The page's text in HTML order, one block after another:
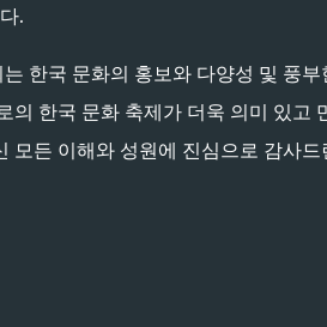
.
한국 문화의 홍보와 다양성 및 풍
의 한국 문화 축제가 더욱 의미 있
모든 이해와 성원에 진심으로 감사